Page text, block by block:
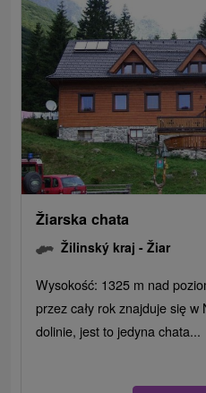
Žiarska chata
Žilinský kraj -Žiar
Wysokość: 1325 m nad
przez cały rok znajduje się
dolinie, jest to jedyna chata...